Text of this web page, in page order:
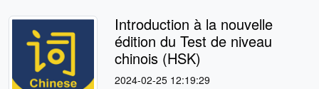
Introduction à la nouvelle
édition du Test de niveau
chinois (HSK)
2024-02-25 12:19:29